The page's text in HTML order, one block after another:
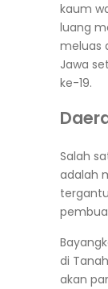
kaum
luang
meluas
Jawa
ke-19.
Salah
adalah
di
akan